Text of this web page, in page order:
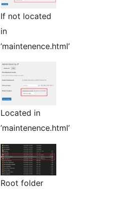
If not located
in
’maintenence.html’
Located in
’maintenence.html’
Root folder